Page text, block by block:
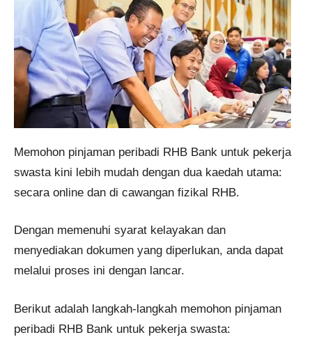
Memohon pinjaman peribadi RHB Bank untuk pekerja
swasta kini lebih mudah dengan dua kaedah utama:
secara online dan di cawangan fizikal RHB.
Dengan memenuhi syarat kelayakan dan
menyediakan dokumen yang diperlukan, anda dapat
melalui proses ini dengan lancar.
Berikut adalah langkah-langkah memohon pinjaman
peribadi RHB Bank untuk pekerja swasta: